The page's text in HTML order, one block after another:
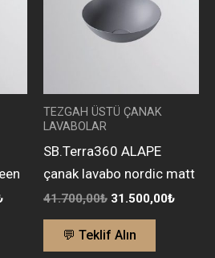
TEZGAH ÜSTÜ ÇANAK
LAVABOLAR
SB.Terra360 ALAPE
çanak lavabo nordic matt
41.700,00₺ 31.500,00₺
💬 Teklif Alın